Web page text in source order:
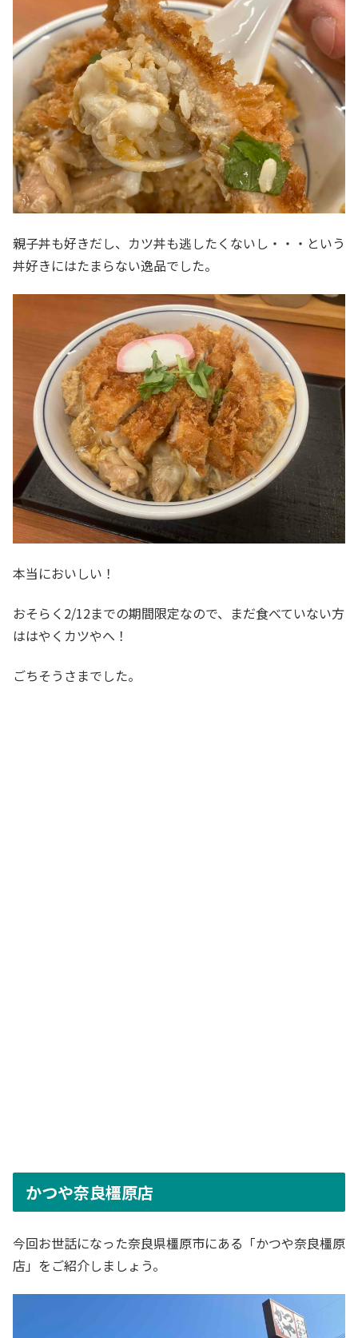
親子丼も好きだし、カツ丼も逃したくないし・・・という
丼好きにはたまらない逸品でした。
本当においしい！
おそらく2/12までの期間限定なので、まだ食べていない方
ははやくカツやへ！
ごちそうさまでした。
かつや奈良橿原店
今回お世話になった奈良県橿原市にある「かつや奈良橿原
店」をご紹介しましょう。